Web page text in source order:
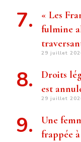
« Les
fulmine
29 juillet
Droits
est
29 juillet
Une
frappée